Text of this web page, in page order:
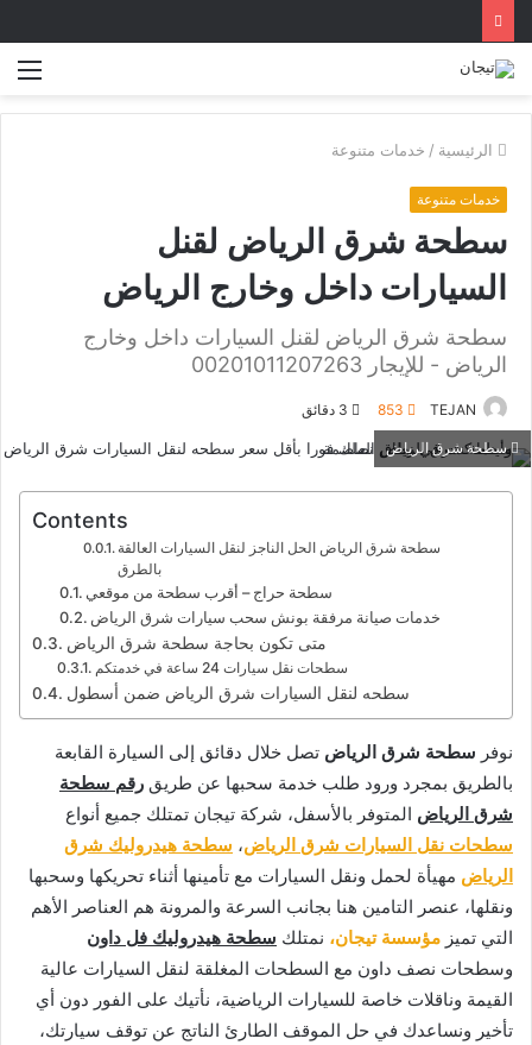
الرئيسية / خدمات متنوعة
خدمات متنوعة
سطحة شرق الرياض لقنل
السيارات داخل وخارج الرياض
سطحة شرق الرياض لقنل السيارات داخل وخارج
الرياض - للإيجار 00201011207263
TEJAN
853
سطحة شرق الرياض
Contents
سطحة شرق الرياض الحل الناجز لنقل السيارات العالقة
بالطرق
سطحة حراج – أقرب سطحة من موقعي
خدمات صيانة مرفقة بونش سحب سيارات شرق الرياض
متى تكون بحاجة سطحة شرق الرياض
سطحات نقل سيارات 24 ساعة في خدمتكم
سطحه لنقل السيارات شرق الرياض ضمن أسطول
نوفر سطحة شرق الرياض تصل خلال دقائق إلى السيارة القابعة
بالطريق بمجرد ورود طلب خدمة سحبها عن طريق رقم سطحة
شرق الرياض المتوفر بالأسفل، شركة تيجان تمتلك جميع أنواع
سطحات نقل السيارات شرق الرياض، سطحة هيدروليك شرق
الرياض مهيأة لحمل ونقل السيارات مع تأمينها أثناء تحريكها وسحبها
ونقلها، عنصر التامين هنا بجانب السرعة والمرونة هم العناصر الأهم
التي تميز مؤسسة تيجان، نمتلك سطحة هيدروليك فل داون
وسطحات نصف داون مع السطحات المغلقة لنقل السيارات عالية
القيمة وناقلات خاصة للسيارات الرياضية، نأتيك على الفور دون أي
تأخير ونساعدك في حل الموقف الطارئ الناتج عن توقف سيارتك،